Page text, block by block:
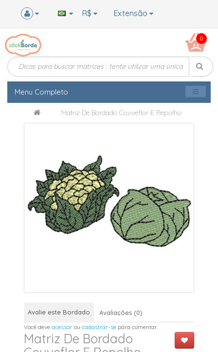
Extensão
R$
0
Menu Completo
Matriz De Bordado Couveflor E Repolho
Avalie este Bordado Avaliações (0)
Você deveacessar oucadastrar-se para comentar.
Matriz De Bordado